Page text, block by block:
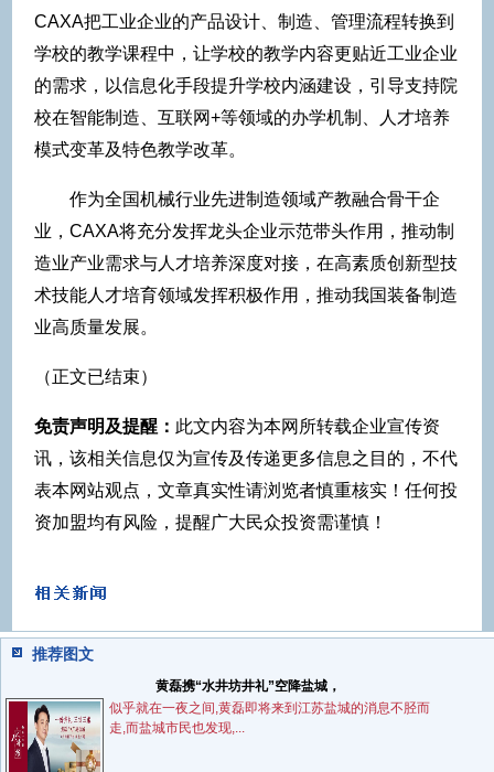
CAXA把工业企业的产品设计、制造、管理流程转换到
学校的教学课程中，让学校的教学内容更贴近工业企业
的需求，以信息化手段提升学校内涵建设，引导支持院
校在智能制造、互联网+等领域的办学机制、人才培养
模式变革及特色教学改革。
作为全国机械行业先进制造领域产教融合骨干企
业，CAXA将充分发挥龙头企业示范带头作用，推动制
造业产业需求与人才培养深度对接，在高素质创新型技
术技能人才培育领域发挥积极作用，推动我国装备制造
业高质量发展。
（正文已结束）
免责声明及提醒： 此文内容为本网所转载企业宣传资
讯，该相关信息仅为宣传及传递更多信息之目的，不代
表本网站观点，文章真实性请浏览者慎重核实！任何投
资加盟均有风险，提醒广大民众投资需谨慎！
推荐图文
黄磊携“水井坊井礼”空降盐城，
似乎就在一夜之间,黄磊即将来到江苏盐城的消息不胫而
走,而盐城市民也发现,...